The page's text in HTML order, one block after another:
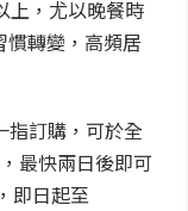
上，尤以晚餐時
慣轉變，高頻居
指訂購，可於全
最快兩日後即可
即日起至